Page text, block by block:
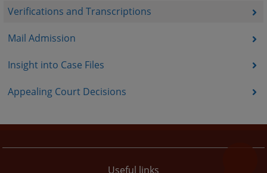
Verifications and Transcriptions
Mail Admission
Insight into Case Files
Appealing Court Decisions
Useful links